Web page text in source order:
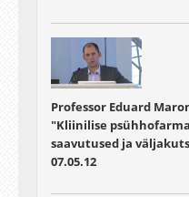
Professor Eduard
"Kliinilise
saavutused ja
07.05.12